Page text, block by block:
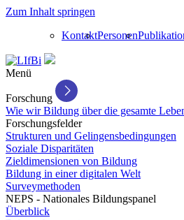
Zum Inhalt springen
KontaktPersonen
Menü
Forschung
Wie wir Bildung über die gesamte
Forschungsfelder
Strukturen und Gelingensbedingungen
Soziale Disparitäten
Zieldimensionen von Bildung
Bildung in einer digitalen Welt
Surveymethoden
NEPS - Nationales Bildungspanel
Überblick